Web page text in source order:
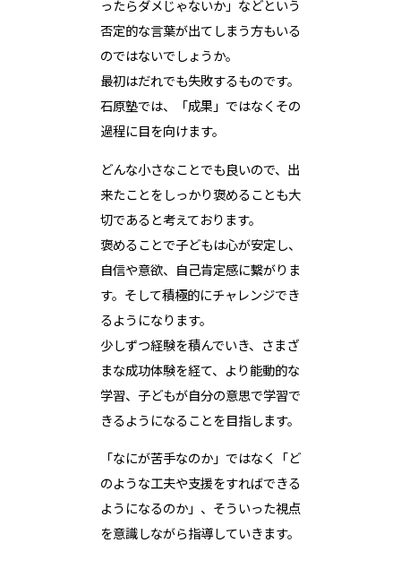
ったらダメじゃないか」などという
否定的な言葉が出てしまう方もいる
のではないでしょうか。
最初はだれでも失敗するものです。
石原塾では、「成果」ではなくその
過程に目を向けます。
どんな小さなことでも良いので、出
来たことをしっかり褒めることも大
切であると考えております。
褒めることで子どもは心が安定し、
自信や意欲、自己肯定感に繋がりま
す。そして積極的にチャレンジでき
るようになります。
少しずつ経験を積んでいき、さまざ
まな成功体験を経て、より能動的な
学習、子どもが自分の意思で学習で
きるようになることを目指します。
「なにが苦手なのか」ではなく「ど
のような工夫や支援をすればできる
ようになるのか」、そういった視点
を意識しながら指導していきます。